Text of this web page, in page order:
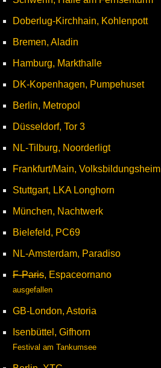
Doberlug-Kirchhain, Kohlenpott
Bremen, Aladin
Hamburg, Markthalle
DK-Kopenhagen, Pumpehuset
Berlin, Metropol
Düsseldorf, Tor 3
NL-Tilburg, Noorderligt
Frankfurt/Main, Volksbildungsheim
Stuttgart, LKA Longhorn
München, Nachtwerk
Bielefeld, PC69
NL-Amsterdam, Paradiso
F-Paris, Espaceornano
ausgefallen
GB-London, Astoria
Isenbüttel, Gifhorn
Festival am Tankumsee